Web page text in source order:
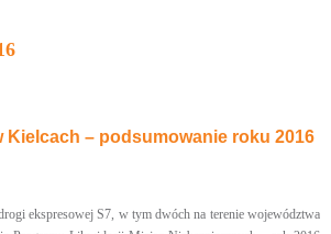
Kielcach – podsumowanie roku 2016
ekspresowej S7, w tym dwóch na terenie województwa